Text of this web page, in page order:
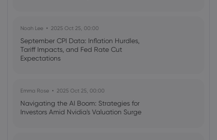
Noah Lee 2025 Oct 25, 00:00
September CPI Data: Inflation Hurdles,
Tariff Impacts, and Fed Rate Cut
Expectations
Emma Rose 2025 Oct 25, 00:00
Navigating the AI Boom: Strategies for
Investors Amid Nvidia's Valuation Surge